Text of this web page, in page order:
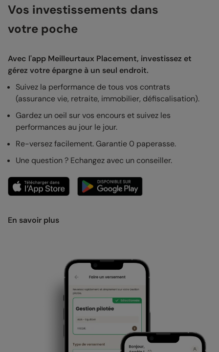
Vos investissements dans
votre poche
Avec l'app Meilleurtaux Placement, investissez et
gérez votre épargne à un seul endroit.
Suivez la performance de tous vos contrats
(assurance vie, retraite, immobilier, défiscalisation).
Gardez un oeil sur vos encours et suivez les
performances au jour le jour.
Re-versez facilement. Garantie 0 paperasse.
Une question ? Echangez avec un conseiller.
En savoir plus